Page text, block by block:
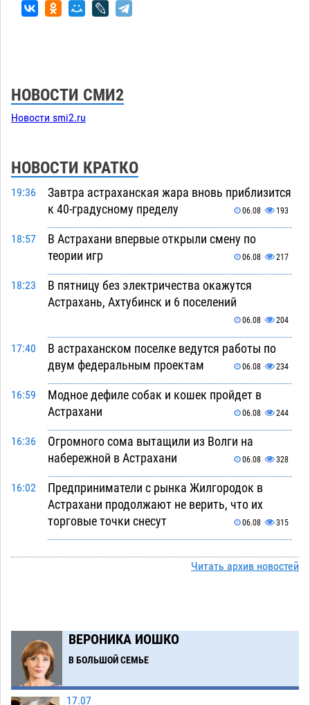
НОВОСТИ СМИ2
Новости smi2.ru
НОВОСТИ КРАТКО
19:36
Завтра астраханская жара вновь приблизится
к 40-градусному пределу
06.08 193
18:57
В Астрахани впервые открыли смену по
теории игр
06.08 217
18:23
В пятницу без электричества окажутся
Астрахань, Ахтубинск и 6 поселений
06.08 204
17:40
В астраханском поселке ведутся работы по
двум федеральным проектам
06.08 234
16:59
Модное дефиле собак и кошек пройдет в
Астрахани
06.08 244
16:36
Огромного сома вытащили из Волги на
набережной в Астрахани
06.08 328
16:02
Предприниматели с рынка Жилгородок в
Астрахани продолжают не верить, что их
торговые точки снесут
06.08 315
на новой серебряной монете Банка России
в музее Пушкина в Москве
06.08 230
13:50
Мэрия Астрахани переводит городские
зеленые зоны на автоматический полив
Читать архив новостей
ВЕРОНИКА ИОШКО
В БОЛЬШОЙ СЕМЬЕ
17.07